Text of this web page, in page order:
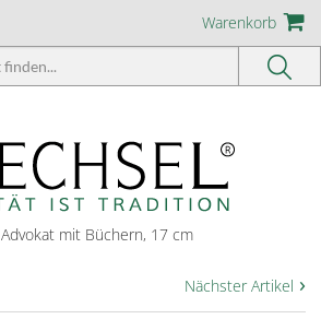
Warenkorb
Advokat mit Büchern, 17 cm
Nächster Artikel ›